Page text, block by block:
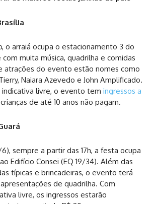
o arraiá ocupa o estacionamento 3 do
com muita música, quadrilha e comidas
atrações do evento estão nomes como
Naiara Azevedo e John Amplificado.
indicativa livre, o evento tem ingressos a
de até 10 anos não pagam.
sempre a partir das 17h, a festa ocupa
Edifício Consei (EQ 19/34). Além das
típicas e brincadeiras, o evento terá
de quadrilha. Com
livre, os ingressos estarão